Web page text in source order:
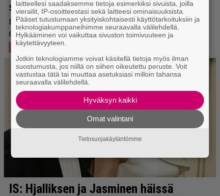
laitteellesi saadaksemme tietoja esimerkiksi sivuista, joilla
vierailit, IP-osoitteestasi sekä laitteesi ominaisuuksista.
Pääset tutustumaan yksityiskohtaisesti käyttötarkoituksiin ja
teknologiakumppaneihimme seuraavalla välilehdellä.
Hylkääminen voi vaikuttaa sivuston toimivuuteen ja
käytettävyyteen.
Jotkin teknologiamme voivat käsitellä tietoja myös ilman
suostumusta, jos niillä on siihen oikeutettu peruste. Voit
vastustaa tätä tai muuttaa asetuksiasi milloin tahansa
seuraavalla välilehdellä.
Hyväksyn kaikki
Omat valintani
Tietosuojakäytäntömme